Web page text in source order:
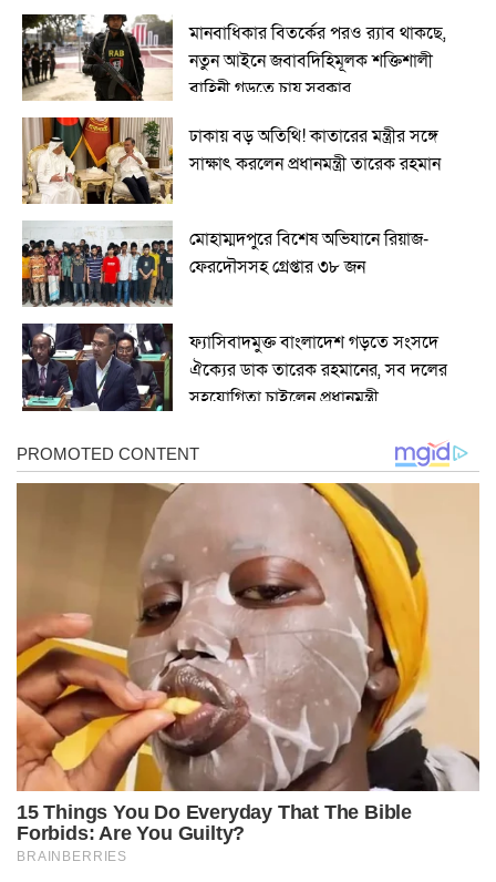
মানবাধিকার বিতর্কের পরও র‍্যাব থাকছে,
নতুন আইনে জবাবদিহিমূলক শক্তিশালী
বাহিনী গড়তে চায় সরকার
ঢাকায় বড় অতিথি! কাতারের মন্ত্রীর সঙ্গে
সাক্ষাৎ করলেন প্রধানমন্ত্রী তারেক রহমান
মোহাম্মদপুরে বিশেষ অভিযানে রিয়াজ-
ফেরদৌসসহ গ্রেপ্তার ৩৮ জন
ফ্যাসিবাদমুক্ত বাংলাদেশ গড়তে সংসদে
ঐক্যের ডাক তারেক রহমানের, সব দলের
সহযোগিতা চাইলেন প্রধানমন্ত্রী